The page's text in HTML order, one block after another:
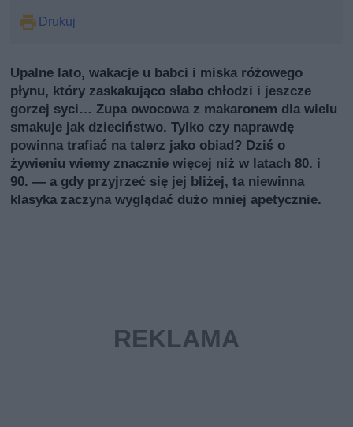
Drukuj
Upalne lato, wakacje u babci i miska różowego
płynu, który zaskakująco słabo chłodzi i jeszcze
gorzej syci… Zupa owocowa z makaronem dla wielu
smakuje jak dzieciństwo. Tylko czy naprawdę
powinna trafiać na talerz jako obiad? Dziś o
żywieniu wiemy znacznie więcej niż w latach 80. i
90. — a gdy przyjrzeć się jej bliżej, ta niewinna
klasyka zaczyna wyglądać dużo mniej apetycznie.